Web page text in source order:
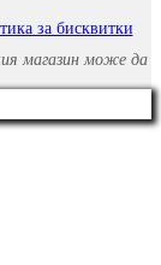
за бисквитки
магазин може да